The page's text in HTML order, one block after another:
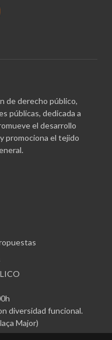
de derecho público,
públicas, dedicada a
el desarrollo
promociona el tejido
diversidad funcional.
Major)